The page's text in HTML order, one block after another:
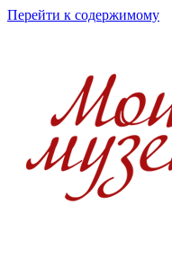
Перейти к содержимому